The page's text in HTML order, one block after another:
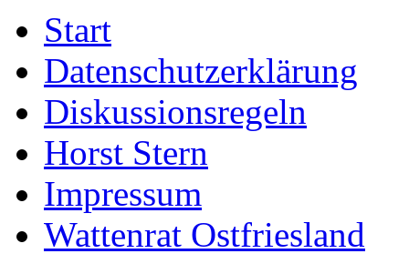
Start
Datenschutzerklärung
Diskussionsregeln
Horst Stern
Impressum
Wattenrat Ostfriesland